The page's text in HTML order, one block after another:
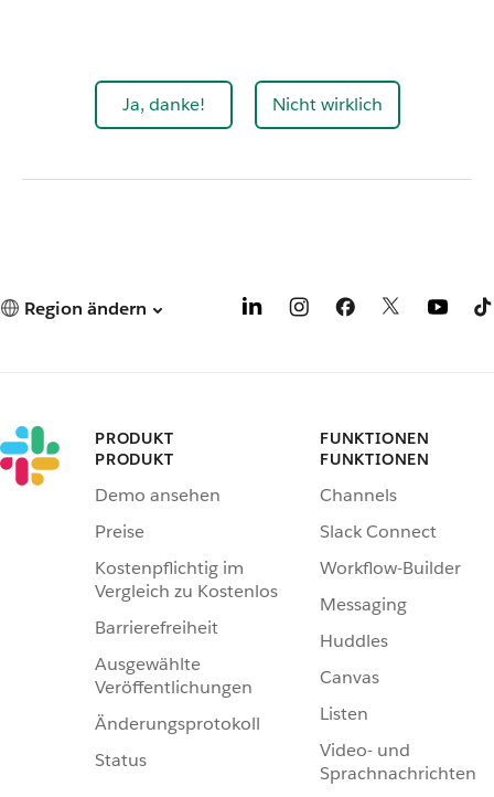
Ja, danke! Nicht wirklich
Region ändern
PRODUKT
PRODUKT
Demo ansehen
Preise
Kostenpflichtig im
Vergleich zu Kostenlos
Barrierefreiheit
Ausgewählte
Veröffentlichungen
Änderungsprotokoll
Status
FUNKTIONEN
FUNKTIONEN
Channels
Slack Connect
Workflow-Builder
Messaging
Huddles
Canvas
Listen
Video- und
Sprachnachrichten